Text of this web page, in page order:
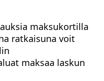
maksukortilla
ratkaisuna voit
maksaa laskun